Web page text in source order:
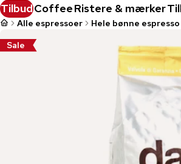
TilbudCoffeeRistere & mærker
Alle espressoer Hele bønne espresso
Sale